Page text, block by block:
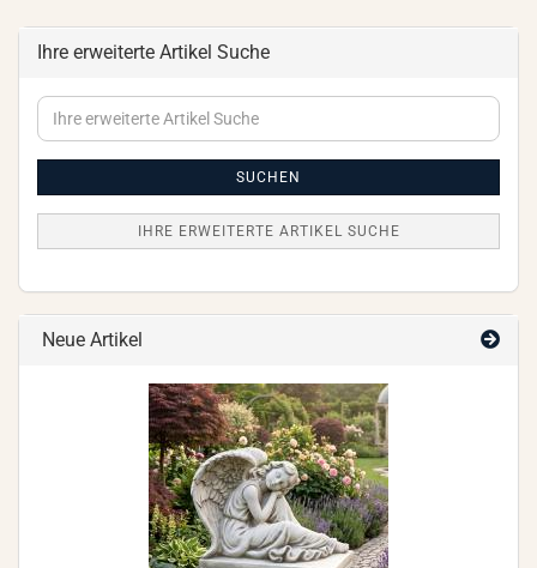
Ihre erweiterte Artikel Suche
Ihre
erweiterte
SUCHEN
IHRE ERWEITERTE ARTIKEL SUCHE
Neue Artikel